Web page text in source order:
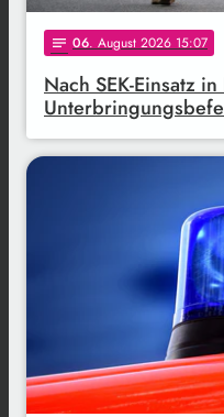
notes 06. August 2026 15:07
Nach SEK-Einsatz